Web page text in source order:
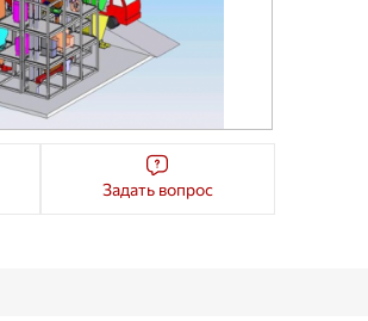
Задать вопрос